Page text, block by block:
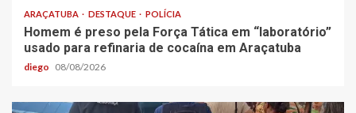
ARAÇATUBA DESTAQUE POLÍCIA
Homem é preso pela Força Tática em “laboratório”
usado para refinaria de cocaína em Araçatuba
diego 08/08/2026